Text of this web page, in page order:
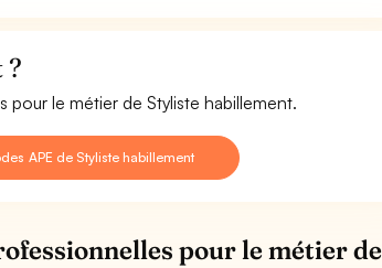
?
pour le métier de Styliste habillement.
APE de Styliste habillement
pour le métier de